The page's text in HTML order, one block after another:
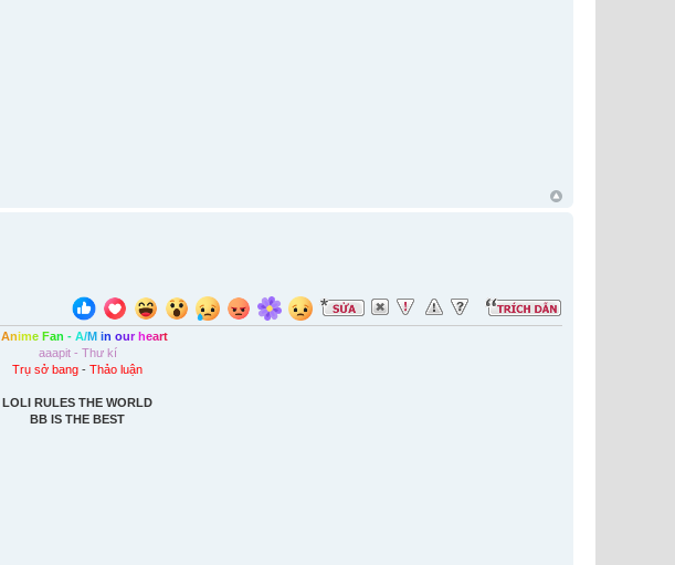
Anime Fan - A/M in our heart
aaapit - Thư kí
Trụ sở bang -Thảo luận
LOLI RULES THE WORLD
BB IS THE BEST